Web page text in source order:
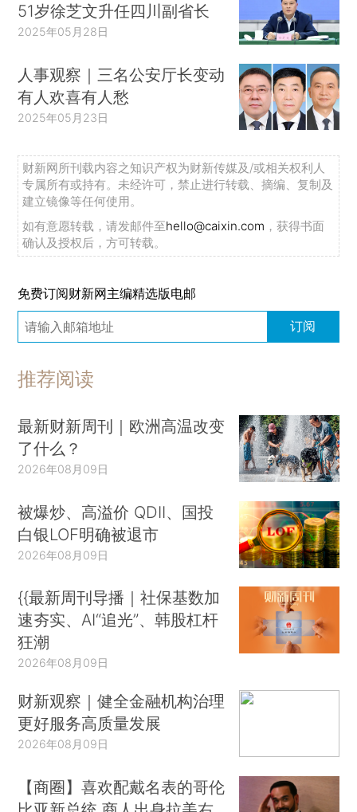
51岁徐芝文升任四川副省长
2025年05月28日
人事观察｜三名公安厅长变动
有人欢喜有人愁
2025年05月23日
财新网所刊载内容之知识产权为财新传媒及/或相关权利人
专属所有或持有。未经许可，禁止进行转载、摘编、复制及
建立镜像等任何使用。
如有意愿转载，请发邮件至hello@caixin.com ，获得书面
确认及授权后，方可转载。
免费订阅财新网主编精选版电邮
订阅
推荐阅读
最新财新周刊｜欧洲高温改变
了什么？
2026年08月09日
被爆炒、高溢价 QDII、国投
白银LOF明确被退市
2026年08月09日
{{最新周刊导播｜社保基数加
速夯实、AI“追光”、韩股杠杆
狂潮
2026年08月09日
财新观察｜健全金融机构治理
更好服务高质量发展
2026年08月09日
【商圈】喜欢配戴名表的哥伦